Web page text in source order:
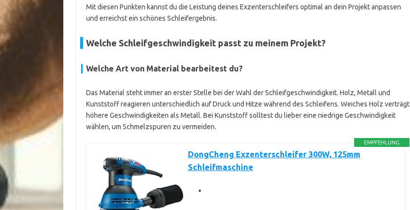
Mit diesen Punkten kannst du die Leistung deines Exzenterschleifers optimal an dein Projekt anpassen
und erreichst ein schönes Schleifergebnis.
Welche Schleifgeschwindigkeit passt zu meinem Projekt?
Welche Art von Material bearbeitest du?
Das Material steht immer an erster Stelle bei der Wahl der Schleifgeschwindigkeit. Holz, Metall und
Kunststoff reagieren unterschiedlich auf Druck und Hitze während des Schleifens. Weiches Holz verträgt
höhere Geschwindigkeiten als Metall. Bei Kunststoff solltest du lieber eine niedrige Geschwindigkeit
wählen, um Schmelzspuren zu vermeiden.
EMPFEHLUNG
DongCheng Exzenterschleifer 300W, 125mm
Schleifmaschine